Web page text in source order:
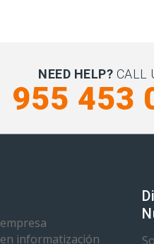
NEED HELP? CALL
955 453
informatización